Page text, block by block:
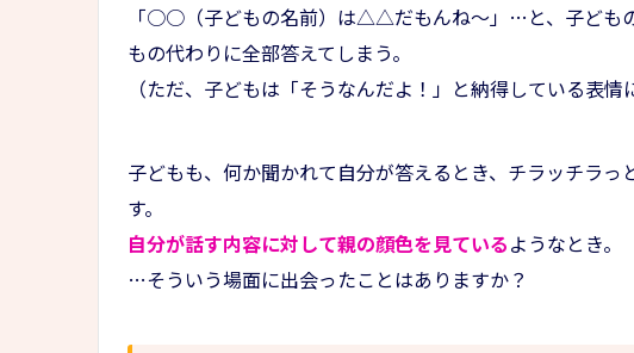
「○○（子どもの名前）は△△だもんね～」…と、子ども
もの代わりに全部答えてしまう。
（ただ、子どもは「そうなんだよ！」と納得している表情
子どもも、何か聞かれて自分が答えるとき、チラッチラ
す。
自分が話す内容に対して親の顔色を見ているようなとき。
…そういう場面に出会ったことはありますか？